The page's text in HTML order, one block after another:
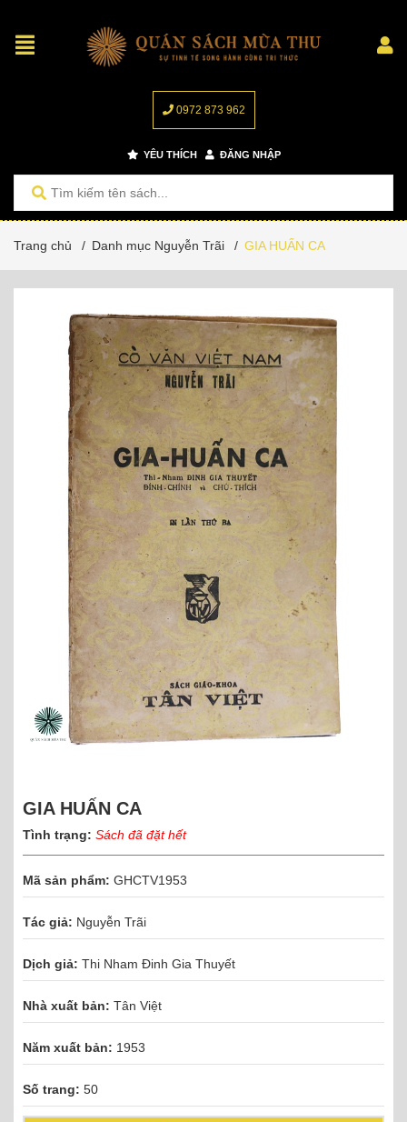
0972 873 962
YÊU THÍCH ĐĂNG NHẬP
Trang chủ / Danh mục Nguyễn Trãi / GIA HUẤN CA
GIA HUẤN CA
Tình trạng: Sách đã đặt hết
Mã sản phẩm: GHCTV1953
Tác giả: Nguyễn Trãi
Dịch giả: Thi Nham Đinh Gia Thuyết
Nhà xuất bản: Tân Việt
Năm xuất bản: 1953
Số trang: 50